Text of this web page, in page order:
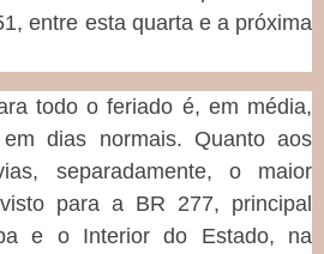
entre esta quarta e a próxima
todo o feriado é, em média,
dias normais. Quanto aos
separadamente, o maior
para a BR 277, principal
e o Interior do Estado, na